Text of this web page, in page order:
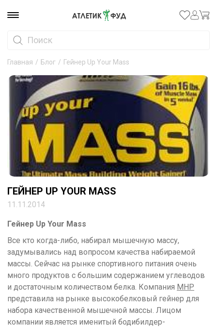
Главная / Блог / Гейнер Up Your Mass
ГЕЙНЕР UP YOUR MASS
11.11.2014
Гейнер Up Your Mass
Все кто когда-либо, набирал мышечную массу,
задумывались над вопросом качества набираемой
массы. Сейчас на рынке спортивного питания очень
много продуктов с большим содержанием углеводов
и достаточным количеством белка. Компания MHP
представила на рынке высокобелковый гейнер для
набора качественной мышечной массы. Лицом
компании является именитый бодибилдер-